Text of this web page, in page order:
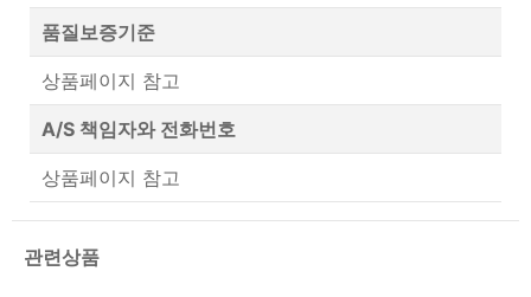
품질보증기준
상품페이지 참고
A/S 책임자와 전화번호
상품페이지 참고
관련상품